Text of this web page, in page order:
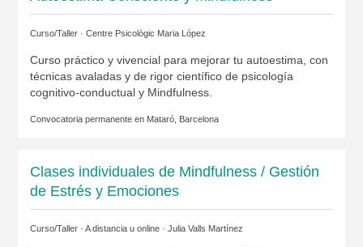
Curso/Taller · Centre Psicològic Maria López
Curso práctico y vivencial para mejorar tu autoestima, con
técnicas avaladas y de rigor científico de psicología
cognitivo-conductual y Mindfulness.
Convocatoria permanente en Mataró, Barcelona
Clases individuales de Mindfulness / Gestión
de Estrés y Emociones
Curso/Taller · A distancia u online · Julia Valls Martínez